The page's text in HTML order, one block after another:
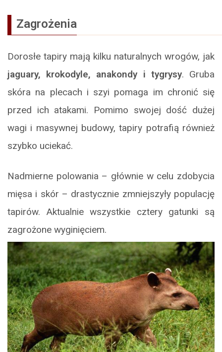
Zagrożenia
Dorosłe tapiry mają kilku naturalnych wrogów, jak
jaguary, krokodyle, anakondy i tygrysy. Gruba
skóra na plecach i szyi pomaga im chronić się
przed ich atakami. Pomimo swojej dość dużej
wagi i masywnej budowy, tapiry potrafią również
szybko uciekać.
Nadmierne polowania – głównie w celu zdobycia
mięsa i skór – drastycznie zmniejszyły populację
tapirów. Aktualnie wszystkie cztery gatunki są
zagrożone wyginięciem.